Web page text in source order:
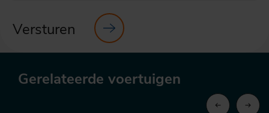
Versturen
Gerelateerde voertuigen